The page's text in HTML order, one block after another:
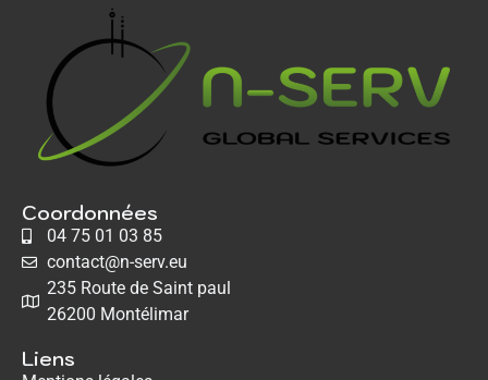
Coordonnées
04 75 01 03 85
contact@n-serv.eu
235 Route de Saint paul
26200 Montélimar
Liens